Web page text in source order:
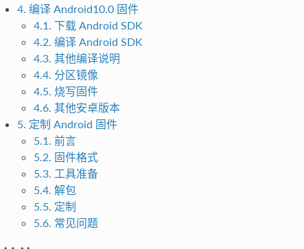
4. 编译 Android10.0 固件
4.1. 下载 Android SDK
4.2. 编译 Android SDK
4.3. 其他编译说明
4.4. 分区镜像
4.5. 烧写固件
4.6. 其他安卓版本
5. 定制 Android 固件
5.1. 前言
5.2. 固件格式
5.3. 工具准备
5.4. 解包
5.5. 定制
5.6. 常见问题